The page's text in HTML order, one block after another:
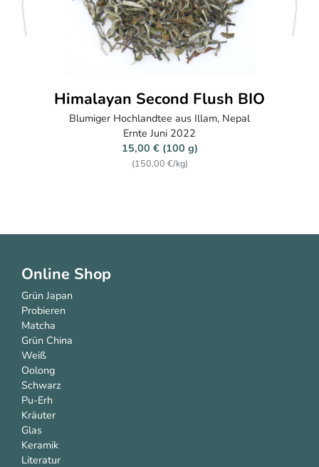
Himalayan Second Flush BIO
Blumiger Hochlandtee aus Illam, Nepal
Ernte Juni 2022
15,00 € (100 g)
(150,00 €/kg)
zurück
Online Shop
Grün Japan
Probieren
Matcha
Grün China
Weiß
Oolong
Schwarz
Pu-Erh
Kräuter
Glas
Keramik
Literatur